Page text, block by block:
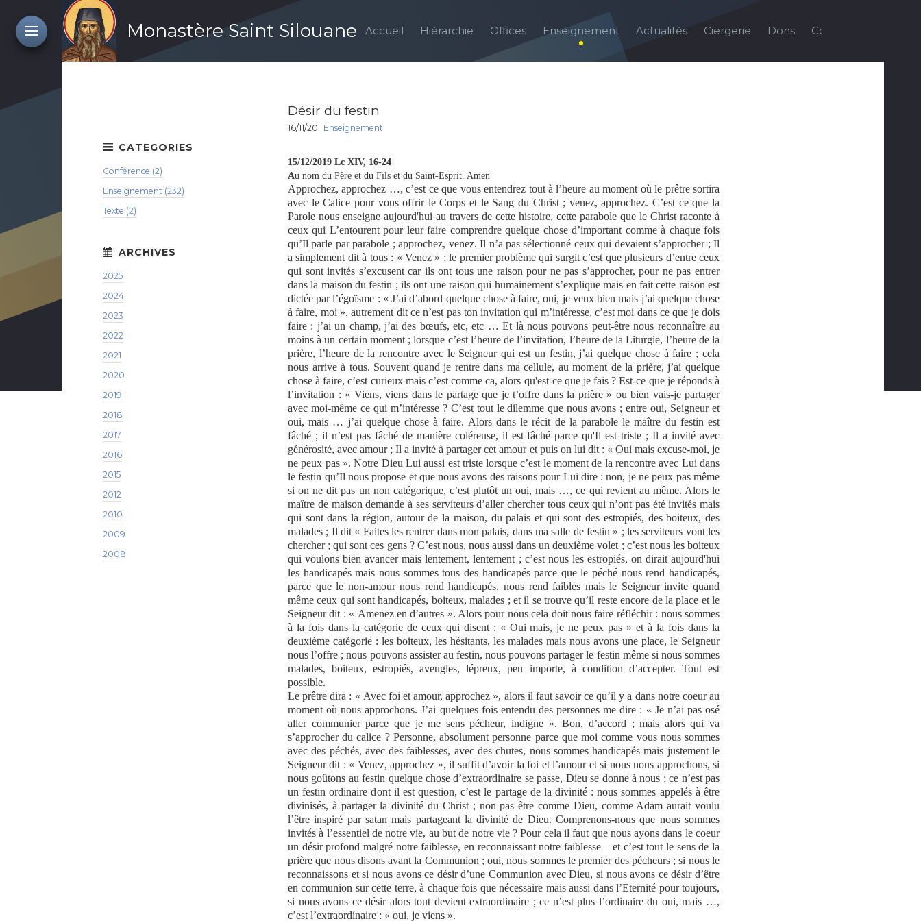
Monastère Saint Silouane Accueil Hiérarchie Offices Enseignement Actualités Ciergerie Dons Contact
Désir du festin
16/11/20 Enseignement
15/12/2019 Lc XIV, 16-24
Au nom du Père et du Fils et du Saint-Esprit. Amen
Approchez, approchez …, c’est ce que vous entendrez tout à l’heure au moment où le prêtre sortira
avec le Calice pour vous offrir le Corps et le Sang du Christ ; venez, approchez. C’est ce que la
Parole nous enseigne aujourd'hui au travers de cette histoire, cette parabole que le Christ raconte à
ceux qui L’entourent pour leur faire comprendre quelque chose d’important comme à chaque fois
qu’Il parle par parabole ; approchez, venez. Il n’a pas sélectionné ceux qui devaient s’approcher ; Il
a simplement dit à tous : « Venez » ; le premier problème qui surgit c’est que plusieurs d’entre ceux
qui sont invités s’excusent car ils ont tous une raison pour ne pas s’approcher, pour ne pas entrer
dans la maison du festin ; ils ont une raison qui humainement s’explique mais en fait cette raison est
dictée par l’égoïsme : « J’ai d’abord quelque chose à faire, oui, je veux bien mais j’ai quelque chose
à faire, moi », autrement dit ce n’est pas ton invitation qui m’intéresse, c’est moi dans ce que je dois
faire : j’ai un champ, j’ai des bœufs, etc, etc … Et là nous pouvons peut-être nous reconnaître au
moins à un certain moment ; lorsque c’est l’heure de l’invitation, l’heure de la Liturgie, l’heure de la
prière, l’heure de la rencontre avec le Seigneur qui est un festin, j’ai quelque chose à faire ; cela
nous arrive à tous. Souvent quand je rentre dans ma cellule, au moment de la prière, j’ai quelque
chose à faire, c’est curieux mais c’est comme ca, alors qu'est-ce que je fais ? Est-ce que je réponds à
l’invitation : « Viens, viens dans le partage que je t’offre dans la prière » ou bien vais-je partager
avec moi-même ce qui m’intéresse ? C’est tout le dilemme que nous avons ; entre oui, Seigneur et
oui, mais … j’ai quelque chose à faire. Alors dans le récit de la parabole le maître du festin est
fâché ; il n’est pas fâché de manière coléreuse, il est fâché parce qu'Il est triste ; Il a invité avec
générosité, avec amour ; Il a invité à partager cet amour et puis on lui dit : « Oui mais excuse-moi, je
ne peux pas ». Notre Dieu Lui aussi est triste lorsque c’est le moment de la rencontre avec Lui dans
le festin qu’Il nous propose et que nous avons des raisons pour Lui dire : non, je ne peux pas même
si on ne dit pas un non catégorique, c’est plutôt un oui, mais …, ce qui revient au même. Alors le
maître de maison demande à ses serviteurs d’aller chercher tous ceux qui n’ont pas été invités mais
qui sont dans la région, autour de la maison, du palais et qui sont des estropiés, des boiteux, des
malades ; Il dit « Faites les rentrer dans mon palais, dans ma salle de festin » ; les serviteurs vont les
chercher ; qui sont ces gens ? C’est nous, nous aussi dans un deuxième volet ; c’est nous les boiteux
qui voulons bien avancer mais lentement, lentement ; c’est nous les estropiés, on dirait aujourd'hui
les handicapés mais nous sommes tous des handicapés parce que le péché nous rend handicapés,
parce que le non-amour nous rend handicapés, nous rend faibles mais le Seigneur invite quand
même ceux qui sont handicapés, boiteux, malades ; et il se trouve qu’il reste encore de la place et le
Seigneur dit : « Amenez en d’autres ». Alors pour nous cela doit nous faire réfléchir : nous sommes
à la fois dans la catégorie de ceux qui disent : « Oui mais, je ne peux pas » et à la fois dans la
deuxième catégorie : les boiteux, les hésitants, les malades mais nous avons une place, le Seigneur
nous l’offre ; nous pouvons assister au festin, nous pouvons partager le festin même si nous sommes
malades, boiteux, estropiés, aveugles, lépreux, peu importe, à condition d’accepter. Tout est
possible.
Le prêtre dira : « Avec foi et amour, approchez », alors il faut savoir ce qu’il y a dans notre coeur au
moment où nous approchons. J’ai quelques fois entendu des personnes me dire : « Je n’ai pas osé
aller communier parce que je me sens pécheur, indigne ». Bon, d’accord ; mais alors qui va
s’approcher du calice ? Personne, absolument personne parce que moi comme vous nous sommes
avec des péchés, avec des faiblesses, avec des chutes, nous sommes handicapés mais justement le
Seigneur dit : « Venez, approchez », il suffit d’avoir la foi et l’amour et si nous nous approchons, si
nous goûtons au festin quelque chose d’extraordinaire se passe, Dieu se donne à nous ; ce n’est pas
un festin ordinaire dont il est question, c’est le partage de la divinité : nous sommes appelés à être
divinisés, à partager la divinité du Christ ; non pas être comme Dieu, comme Adam aurait voulu
l’être inspiré par satan mais partageant la divinité de Dieu. Comprenons-nous que nous sommes
invités à l’essentiel de notre vie, au but de notre vie ? Pour cela il faut que nous ayons dans le coeur
un désir profond malgré notre faiblesse, en reconnaissant notre faiblesse – et c’est tout le sens de la
prière que nous disons avant la Communion ; oui, nous sommes le premier des pécheurs ; si nous le
reconnaissons et si nous avons ce désir d’une Communion avec Dieu, si nous avons ce désir d’être
en communion sur cette terre, à chaque fois que nécessaire mais aussi dans l’Eternité pour toujours,
si nous avons ce désir alors tout devient extraordinaire ; ce n’est plus l’ordinaire du oui, mais …,
c’est l’extraordinaire : « oui, je viens ».
Conférence (2)
Enseignement (232)
Texte (2)
2025
2024
2023
2022
2021
2020
2019
2018
2017
2016
2015
2012
2010
2009
2008